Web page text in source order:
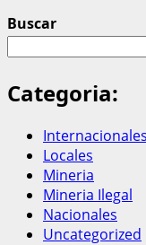
Buscar
Categoria:
Internacionales
Locales
Mineria
Mineria Ilegal
Nacionales
Uncategorized